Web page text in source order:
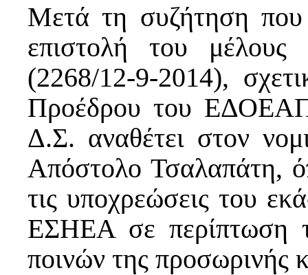
Μετά τη συζήτηση
επιστολή του
(2268/12-9-2014),
Προέδρου του
Δ.Σ. αναθέτει στον
Απόστολο Τσαλαπάτη,
τις υποχρεώσεις του
ΕΣΗΕΑ σε περίπτωση
ποινών της προσωρινής